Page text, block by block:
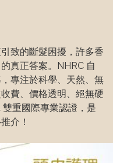
致的斷髮困擾，許多香
真正答案。NHRC 自
專注於科學、天然、無
費、價格透明、絕無硬
重國際專業認證，是
介！